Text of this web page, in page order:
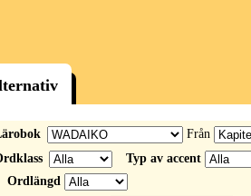
Från
Typ av accent
Ordlängd